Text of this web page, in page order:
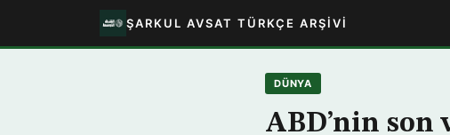
ŞARKUL AVSAT TÜRKÇE ARŞIVI
DÜNYA
ABD’nin son